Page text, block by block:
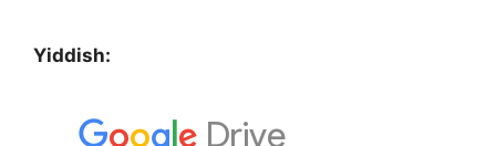
Yiddish: